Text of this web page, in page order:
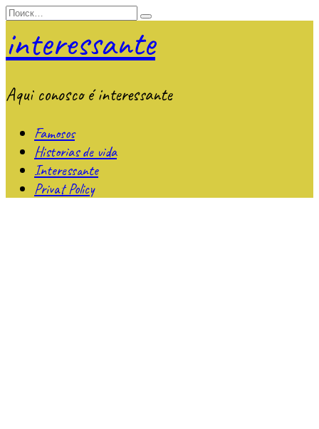
Перейти
содержанию
Search
interessante
Aqui conosco é interessante
Famosos
Historias de vida
Interessante
Privat Policy